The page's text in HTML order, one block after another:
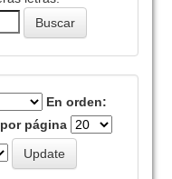
En orden:
página